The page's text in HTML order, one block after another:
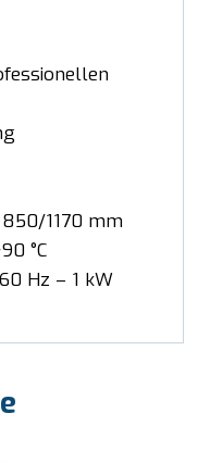
1170 mm
°C
Hz – 1 kW